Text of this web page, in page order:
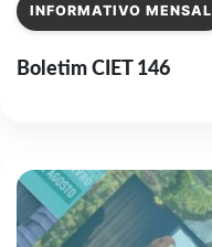
INFORMATIVO MENSAL
Boletim CIET 146